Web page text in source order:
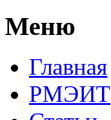
Меню
Главная
РМЭИТ